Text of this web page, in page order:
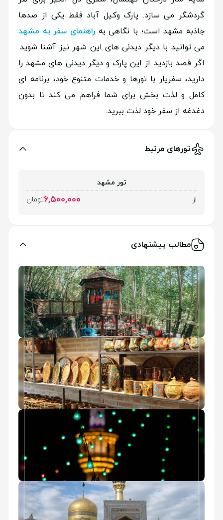
گردشگر می سازد. پارک وکیل آباد فقط یکی از صدها
جاذبه مشهد است؛ با نگاهی به راهنمای سفر به مشهد
می توانید با دیگر دیدنی های این شهر نیز آشنا شوید.
اگر قصد بازدید از این پارک و دیگر دیدنی های مشهد را
دارید، سفریار با تورها و خدمات متنوع خود، برنامه ای
کامل و لذت بخش برای شما فراهم می کند تا بدون
دغدغه از سفر خود لذت ببرید.
تورهای مرتبط
تور مشهد
از
6,500,000تومان
مطالب پیشنهادی
طرقبه مشهد
بهترین سوغاتی مشهد
راهنمای سفر به مشهد